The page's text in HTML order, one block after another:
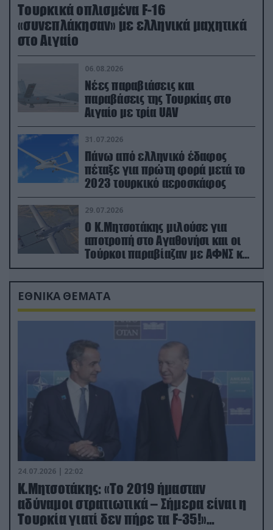
Τουρκικά οπλισμένα F-16
«συνεπλάκησαν» με ελληνικά μαχητικά
στο Αιγαίο
06.08.2026
Νέες παραβιάσεις και
παραβάσεις της Τουρκίας στο
Αιγαίο με τρία UAV
31.07.2026
Πάνω από ελληνικό έδαφος
πέταξε για πρώτη φορά μετά το
2023 τουρκικό αεροσκάφος
29.07.2026
Ο Κ.Μητσοτάκης μιλούσε για
αποτροπή στο Αγαθονήσι και οι
Τούρκοι παραβίαζαν με ΑΦΝΣ και
drone
ΕΘΝΙΚΑ ΘΕΜΑΤΑ
24.07.2026 | 22:02
Κ.Μητσοτάκης: «Το 2019 ήμασταν
αδύναμοι στρατιωτικά – Σήμερα είναι η
Τουρκία γιατί δεν πήρε τα F-35!»